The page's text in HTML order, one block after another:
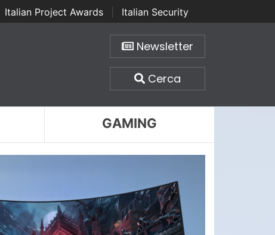
Italian Project Awards
Italian Security
Newsletter
Cerca
GAMING